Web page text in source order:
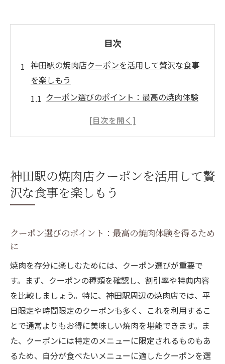
目次
神田駅の焼肉店クーポンを活用して贅沢な食事
を楽しもう
クーポン選びのポイント：最高の焼肉体験
神田駅周辺で人気の焼肉店とクーポン情報
夜を彩る
クーポンで満喫する和牛焼肉の魅力
楽しみ方
しい焼肉の秘密
焼肉クーポンのお得な使い方：神田での活
用法
神田駅近辺で味わう焼肉の特長とクーポン
の組み合わせ
焼肉クーポンでリーズナブルに楽しむ神田
の名店
神田駅の焼肉店クーポンを活用して贅
沢な食事を楽しもう
クーポン選びのポイント：最高の焼肉体験を得るため
に
焼肉を存分に楽しむためには、クーポン選びが重要で
す。まず、クーポンの種類を確認し、割引率や特典内容
を比較しましょう。特に、神田駅周辺の焼肉店では、平
日限定や時間限定のクーポンも多く、これを利用するこ
とで通常よりもお得に美味しい焼肉を堪能できます。ま
た、クーポンには特定のメニューに限定されるものもあ
るため、自分が食べたいメニューに適したクーポンを選